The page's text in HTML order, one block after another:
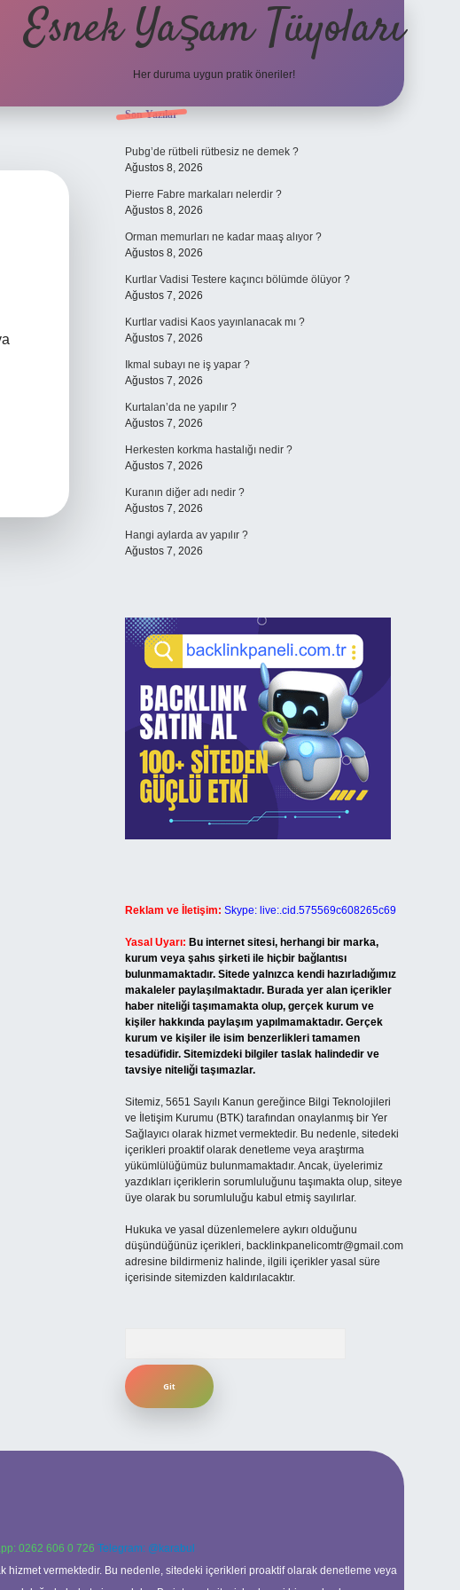
Esnek Yaşam Tüyoları
Her duruma uygun pratik öneriler!
Sidebar
Son Yazılar
Pubg’de rütbeli rütbesiz ne demek ?
Ağustos 8, 2026
Pierre Fabre markaları nelerdir ?
Ağustos 8, 2026
Orman memurları ne kadar maaş alıyor ?
Ağustos 8, 2026
Kurtlar Vadisi Testere kaçıncı bölümde ölüyor ?
Ağustos 7, 2026
Kurtlar vadisi Kaos yayınlanacak mı ?
Ağustos 7, 2026
Ikmal subayı ne iş yapar ?
Ağustos 7, 2026
Kurtalan’da ne yapılır ?
Ağustos 7, 2026
Herkesten korkma hastalığı nedir ?
Ağustos 7, 2026
Kuranın diğer adı nedir ?
Ağustos 7, 2026
Hangi aylarda av yapılır ?
Ağustos 7, 2026
Reklam ve İletişim: Skype: live:.cid.575569c608265c69
Yasal Uyarı: Bu internet sitesi, herhangi bir marka,
kurum veya şahıs şirketi ile hiçbir bağlantısı
bulunmamaktadır. Sitede yalnızca kendi hazırladığımız
makaleler paylaşılmaktadır. Burada yer alan içerikler
haber niteliği taşımamakta olup, gerçek kurum ve
kişiler hakkında paylaşım yapılmamaktadır. Gerçek
kurum ve kişiler ile isim benzerlikleri tamamen
tesadüfidir. Sitemizdeki bilgiler taslak halindedir ve
tavsiye niteliği taşımazlar.
Sitemiz, 5651 Sayılı Kanun gereğince Bilgi Teknolojileri
ve İletişim Kurumu (BTK) tarafından onaylanmış bir Yer
Sağlayıcı olarak hizmet vermektedir. Bu nedenle, sitedeki
içerikleri proaktif olarak denetleme veya araştırma
yükümlülüğümüz bulunmamaktadır. Ancak, üyelerimiz
yazdıkları içeriklerin sorumluluğunu taşımakta olup, siteye
üye olarak bu sorumluluğu kabul etmiş sayılırlar.
Hukuka ve yasal düzenlemelere aykırı olduğunu
düşündüğünüz içerikleri, backlinkpanelicomtr@gmail.com
adresine bildirmeniz halinde, ilgili içerikler yasal süre
içerisinde sitemizden kaldırılacaktır.
0262 606 0 726 Telegram: @karabul
hizmet vermektedir. Bu nedenle, sitedeki içerikleri proaktif olarak denetleme veya